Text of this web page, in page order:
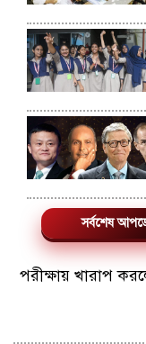
সর্বশেষ
পরীক্ষায় খারাপ